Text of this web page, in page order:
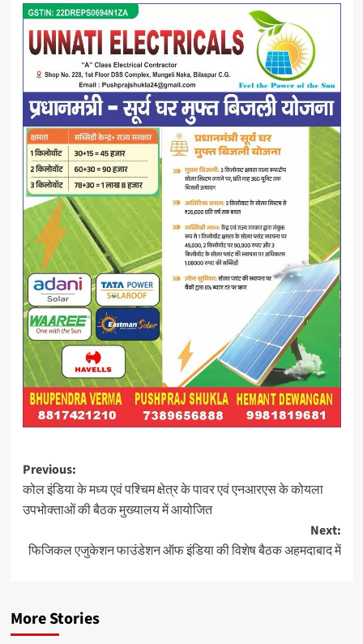
Post
navigation
Previous:
कोल इंडिया के मध्य एवं पश्चिम क्षेत्र के पावर एवं एनआरएस के कोयला
उपभोक्ताओं की बैठक मुख्यालय में आयोजित
Next:
फिजिकल एजुकेशन फाउंडेशन ऑफ इंडिया की विशेष बैठक अहमदाबाद में
More Stories